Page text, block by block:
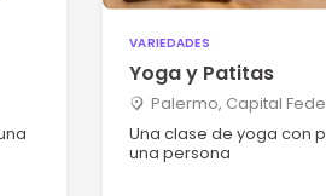
VARIEDADES
Yoga y Patitas
Palermo, Capital
Una clase de yoga con
una persona